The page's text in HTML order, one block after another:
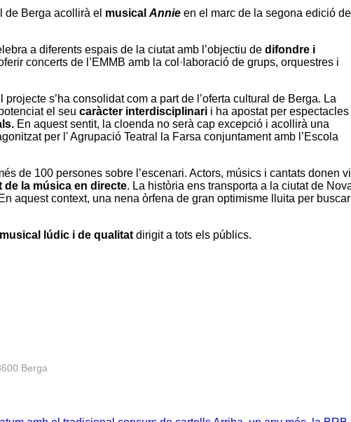
de Berga acollirà el musical Annie en el marc de la segona edició del
a diferents espais de la ciutat amb l’objectiu de difondre i
concerts de l’EMMB amb la col·laboració de grups, orquestres i
s’ha consolidat com a part de l’oferta cultural de Berga. La
el seu caràcter interdisciplinari i ha apostat per espectacles
En aquest sentit, la cloenda no serà cap excepció i acollirà una
per l'Agrupació Teatral la Farsa conjuntament amb l’Escola
de 100 persones sobre l’escenari. Actors, músics i cantats donen
de la música en directe. La història ens transporta a la ciutat de
aquest context, una nena òrfena de gran optimisme lluita per buscar
musical lúdic i de qualitat dirigit a tots els públics.
Berga